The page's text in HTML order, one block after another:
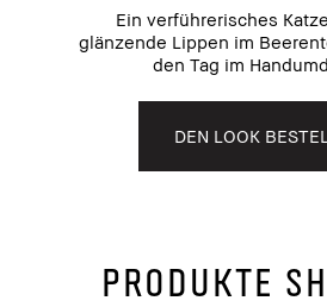
Ein verführerisches
glänzende Lippen im
den Tag im
DEN LOOK
PRODUKTE